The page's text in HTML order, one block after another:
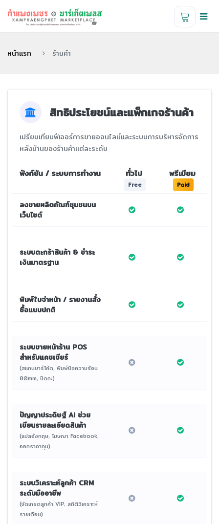
หน้าแรก ร้านค้า
สิทธิประโยชน์และแพ็กเกจร้านค้า
เปรียบเทียบฟีเจอร์การขายออนไลน์และระบบการบริหารจัดการ
หลังบ้านของร้านค้าแต่ละระดับ
ฟังก์ชัน / ระบบการทำงาน ทั่วไป
Free
พรีเมียม
Paid
ลงขายผลิตภัณฑ์ชุมชนบน
เว็บไซต์
ระบบตะกร้าสินค้า & ชำระ
เงินมาตรฐาน
พิมพ์ใบจ่าหน้า / รายงานสั่ง
ซื้อแบบปกติ
ระบบขายหน้าร้าน POS
สำหรับแคชเชียร์
(สแกนบาร์โค้ด, พิมพ์บิลความร้อน
80mm, ปิดกะ)
ปัญญาประดิษฐ์ AI ช่วย
เขียนรายละเอียดสินค้า
(แปลอังกฤษ, โฆษณา Facebook,
ออกราคาทุน)
ระบบวิเคราะห์ลูกค้า CRM
ระดับมืออาชีพ
(จัดเกรดลูกค้า VIP, สถิติวิเคราะห์
รายเดือน)